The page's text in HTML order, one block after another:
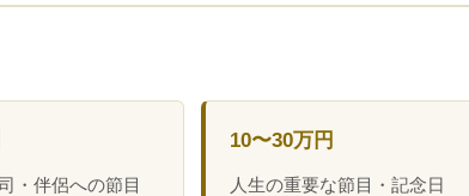
・伴侶への節目
10〜30万円
人生の重要な節目・記念日